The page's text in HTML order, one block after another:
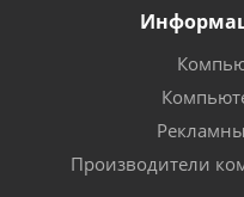
Производители